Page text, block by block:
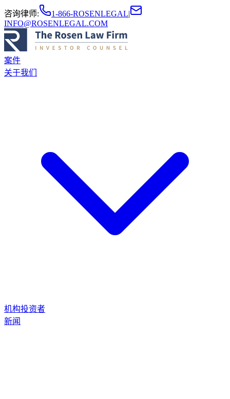
咨询律师: 1-866-ROSENLEGAL|
INFO@ROSENLEGAL.COM
案件
关于我们
机构投资者
新闻